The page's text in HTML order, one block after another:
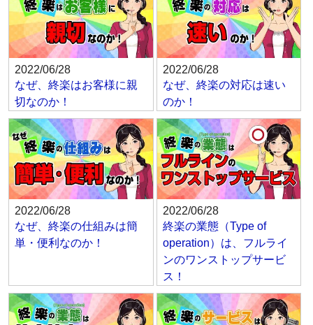
2022/06/28
なぜ、終楽はお客様に親
切なのか！
2022/06/28
なぜ、終楽の対応は速い
のか！
2022/06/28
なぜ、終楽の仕組みは簡
単・便利なのか！
2022/06/28
終楽の業態（Type of
operation）は、フルライ
ンのワンストップサービ
ス！